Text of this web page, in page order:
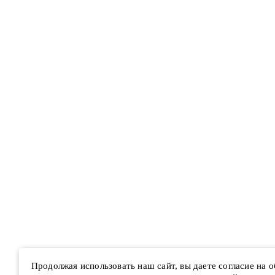
Продолжая использовать наш сайт, вы даете согласие на